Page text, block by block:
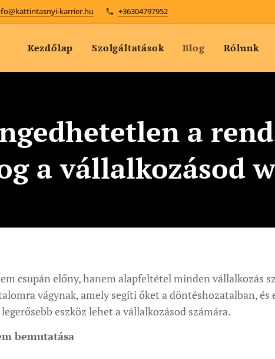
karrier.hu +36304797952
Kezdőlap Szolgáltatások Blog Rólunk
a
a vállalkozásod
csupán előny, hanem alapfeltétel minden vállalkozás
vágynak, amely segíti őket a döntéshozatalban,
eszköz lehet a vállalkozásod számára.
bemutatása